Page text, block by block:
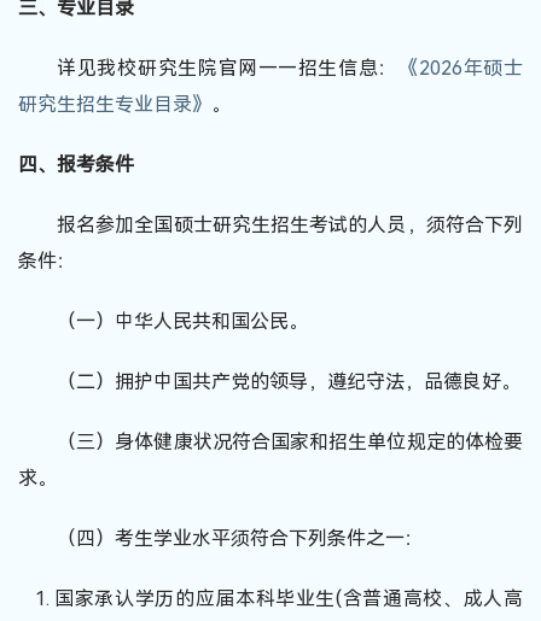
三、专业目录
详见我校研究生院官网——招生信息：
《2026年硕士
研究生招生专业目录》 。
四、报考条件
报名参加全国硕士研究生招生考试的人员，须符合下列
条件：
（一）中华人民共和国公民。
（二）拥护中国共产党的领导，遵纪守法，品德良好。
（三）身体健康状况符合国家和招生单位规定的体检要
求。
（四）考生学业水平须符合下列条件之一：
国家承认学历的应届本科毕业生(含普通高校、成人高